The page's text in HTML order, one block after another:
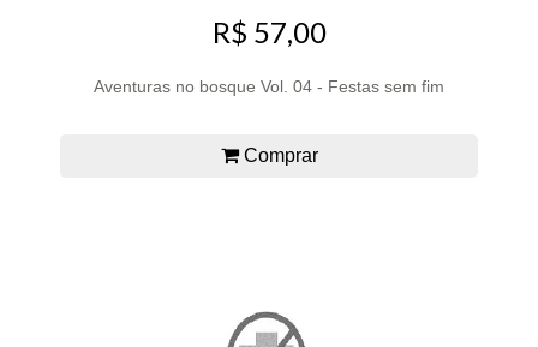
R$ 57,00
Aventuras no bosque Vol. 04 - Festas sem fim
Comprar